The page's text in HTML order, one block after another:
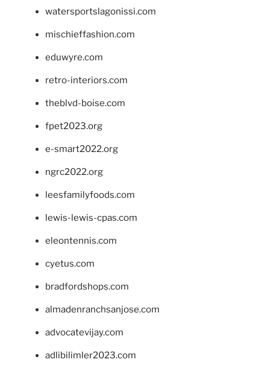
watersportslagonissi.com
mischieffashion.com
eduwyre.com
retro-interiors.com
theblvd-boise.com
fpet2023.org
e-smart2022.org
ngrc2022.org
leesfamilyfoods.com
lewis-lewis-cpas.com
eleontennis.com
cyetus.com
bradfordshops.com
almadenranchsanjose.com
advocatevijay.com
adlibilimler2023.com